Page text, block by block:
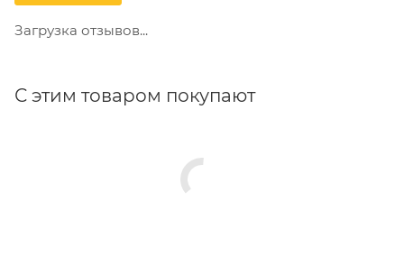
Загрузка отзывов...
С этим товаром покупают